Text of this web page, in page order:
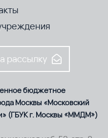
рассылку
бюджетное
Москвы «Московский
(ГБУК г. Москвы «ММДМ»)